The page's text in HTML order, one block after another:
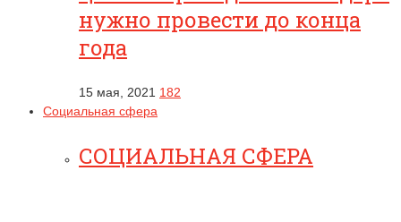
нужно провести до конца
года
15 мая, 2021 182
Социальная сфера
СОЦИАЛЬНАЯ СФЕРА